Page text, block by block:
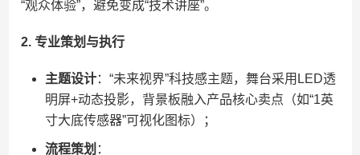
“观众体验”，避免变成“技术讲座”。
​2. 专业策划与执行​
​主题设计​​：“未来视界”科技感主题，舞台采用LED透
明屏+动态投影，背景板融入产品核心卖点（如“1英
寸大底传感器”可视化图标）；
​流程策划​ ​：